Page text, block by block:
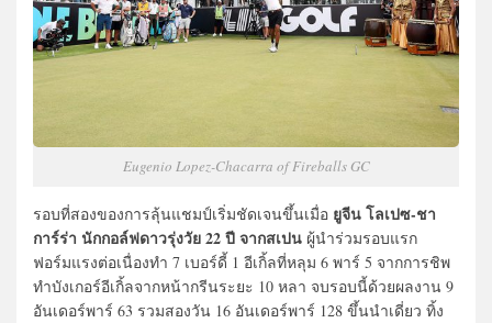
Eugenio Lopez-Chacarra of Fireballs GC
รอบที่สองของการลุ้นแชมป์เริ่มชัดเจนขึ้นเมื่อ ยูจีน โลเปซ-ชา
การ์ร่า นักกอล์ฟดาวรุ่งวัย 22 ปี จากสเปน ผู้นำร่วมรอบแรก
ฟอร์มแรงต่อเนื่องทำ 7 เบอร์ดี้ 1 อีเกิ้ลที่หลุม 6 พาร์ 5 จากการชิพ
ทำบังเกอร์อีเกิ้ลจากหน้ากรีนระยะ 10 หลา จบรอบนี้ด้วยผลงาน 9
อันเดอร์พาร์ 63 รวมสองวัน 16 อันเดอร์พาร์ 128 ขึ้นนำเดี่ยว ทิ้ง